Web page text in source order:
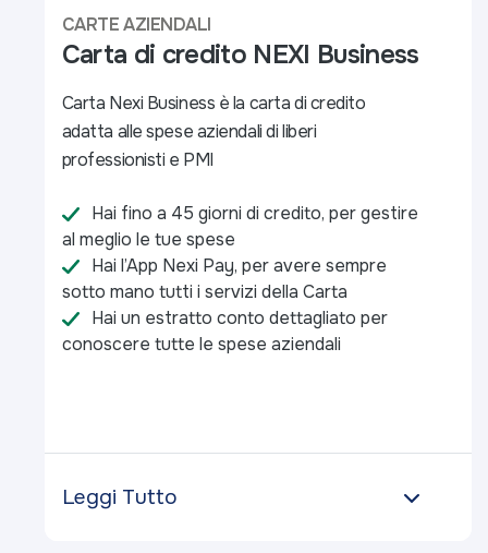
CARTE AZIENDALI
Carta di credito NEXI Business
Carta Nexi Business è la carta di credito
adatta alle spese aziendali di liberi
professionisti e PMI
Hai fino a 45 giorni di credito, per gestire
al meglio le tue spese
Hai l’App Nexi Pay, per avere sempre
sotto mano tutti i servizi della Carta
Hai un estratto conto dettagliato per
conoscere tutte le spese aziendali
Leggi Tutto